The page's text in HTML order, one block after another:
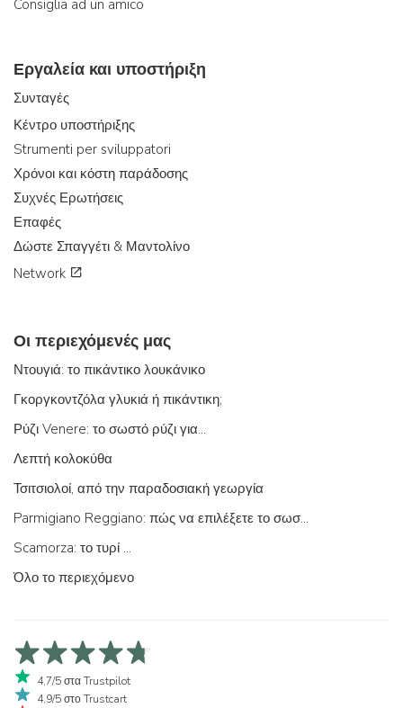
Consiglia ad un amico
Εργαλεία και υποστήριξη
Συνταγές
Κέντρο υποστήριξης
Strumenti per sviluppatori
Χρόνοι και κόστη παράδοσης
Συχνές Ερωτήσεις
Επαφές
Δώστε Σπαγγέτι & Μαντολίνο
Network
Οι περιεχόμενές μας
Ντουγιά: το πικάντικο λουκάνικο
Γκοργκοντζόλα γλυκιά ή πικάντικη;
Ρύζι Venere: το σωστό ρύζι για...
Λεπτή κολοκύθα
Τσιτσιολοί, από την παραδοσιακή γεωργία
Parmigiano Reggiano: πώς να επιλέξετε το σωστό
Scamorza: το τυρί ...
Όλο το περιεχόμενο
4,7/5 στα Trustpilot
4,9/5 στο Trustcart